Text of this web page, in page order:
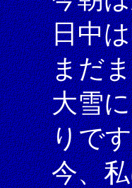
日中
まだ
大雪
りで
今、